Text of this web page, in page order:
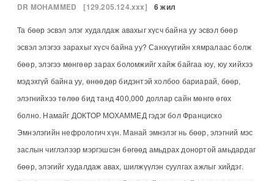
DR MOHAMMED [129.205.124.xxx] 6 жил
Та бөөр эсвэл элэг худалдаж авахыг хүсч байна уу эсвэл бөөр
эсвэл элэгээ зарахыг хүсч байна уу? Санхүүгийн хямралаас болж
бөөр, элэгээ мөнгөөр зарах боломжийг хайж байгаа юу, юу хийхээ
мэдэхгүй байна уу, өнөөдөр бидэнтэй холбоо бариарай, бөөр,
элэгнийхээ төлөө бид танд 400,000 доллар сайн мөнгө өгөх
болно. Намайг ДОКТОР МОХАММЕД гэдэг бол Франциско
Эмнэлэгийн нефрологич хүн. Манай эмнэлэг нь бөөр, элэгний мэс
заслын чиглэлээр мэргэшсэн бөгөөд амьдрах донортой амьдардаг
бөөр, элэгийг худалдаж авах, шилжүүлэн суулгах ажлыг хийдэг.